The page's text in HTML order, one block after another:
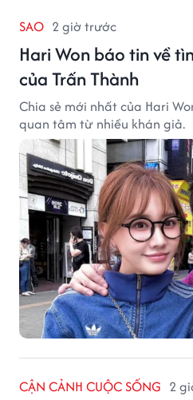
SAO 2 giờ trước
Hari Won báo tin về
của Trấn Thành
Chia sẻ mới nhất của Hari
quan tâm từ nhiều khán giả.
CẬN CẢNH CUỘC SỐNG 2